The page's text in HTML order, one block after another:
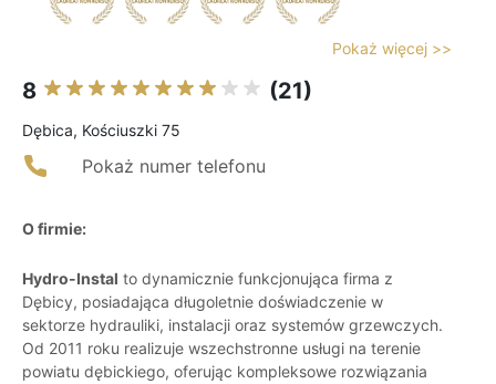
Pokaż więcej >>
8 (21)
Dębica, Kościuszki 75
Pokaż numer telefonu
O firmie:
Hydro-Instal to dynamicznie funkcjonująca firma z
Dębicy, posiadająca długoletnie doświadczenie w
sektorze hydrauliki, instalacji oraz systemów grzewczych.
Od 2011 roku realizuje wszechstronne usługi na terenie
powiatu dębickiego, oferując kompleksowe rozwiązania